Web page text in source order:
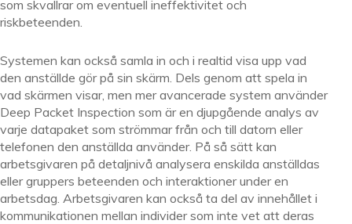
som skvallrar om eventuell ineffektivitet och
riskbeteenden.
Systemen kan också samla in och i realtid visa upp vad
den anställde gör på sin skärm. Dels genom att spela in
vad skärmen visar, men mer avancerade system använder
Deep Packet Inspection som är en djupgående analys av
varje datapaket som strömmar från och till datorn eller
telefonen den anställda använder. På så sätt kan
arbetsgivaren på detaljnivå analysera enskilda anställdas
eller gruppers beteenden och interaktioner under en
arbetsdag. Arbetsgivaren kan också ta del av innehållet i
kommunikationen mellan individer som inte vet att deras